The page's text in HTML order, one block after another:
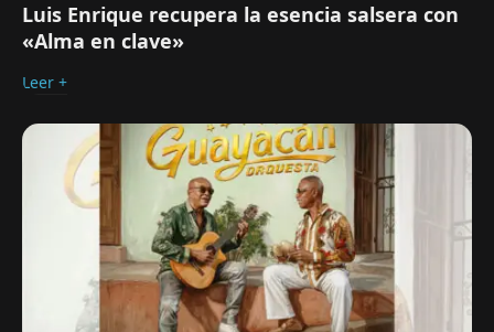
Luis Enrique recupera la esencia salsera con
«Alma en clave»
Leer +